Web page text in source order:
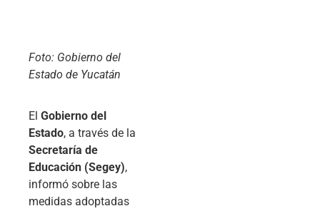
Foto: Gobierno del
Estado de Yucatán
El Gobierno del
Estado, a través de la
Secretaría de
Educación (Segey),
informó sobre las
medidas adoptadas